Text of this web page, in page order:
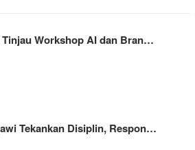
Workshop AI dan Bran…
Tekankan Disiplin, Respon…